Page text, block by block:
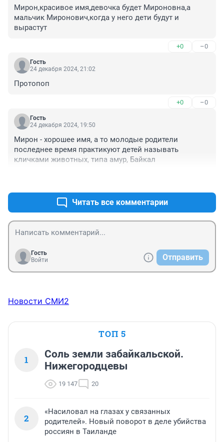
Мирон,красивое имя,девочка будет Мироновна,а
мальчик Миронович,когда у него дети будут и
вырастут
+0 –0
Гость
24 декабря 2024, 21:02
Протопоп
+0 –0
Гость
24 декабря 2024, 19:50
Мирон - хорошее имя, а то молодые родители
последнее время практикуют детей называть
кличками животных, типа амур, Байкал
Читать все комментарии
Гость
Войти
Отправить
Новости СМИ2
ТОП 5
1
Соль земли забайкальской.
Нижегородцевы
19 147 20
2
«Насиловал на глазах у связанных
родителей». Новый поворот в деле убийства
россиян в Таиланде